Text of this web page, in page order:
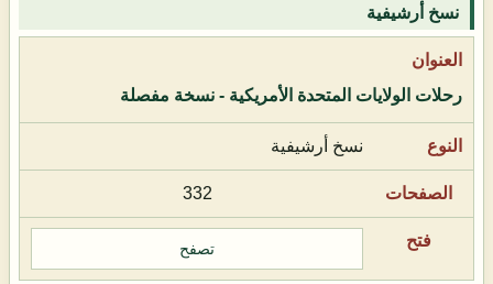
نسخ أرشيفية
رحلات الولايات المتحدة الأمريكية - نسخة مفصلة
نسخ أرشيفية
332
تصفح